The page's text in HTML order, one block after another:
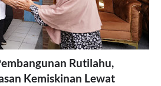
Rutilahu,
Kemiskinan Lewat